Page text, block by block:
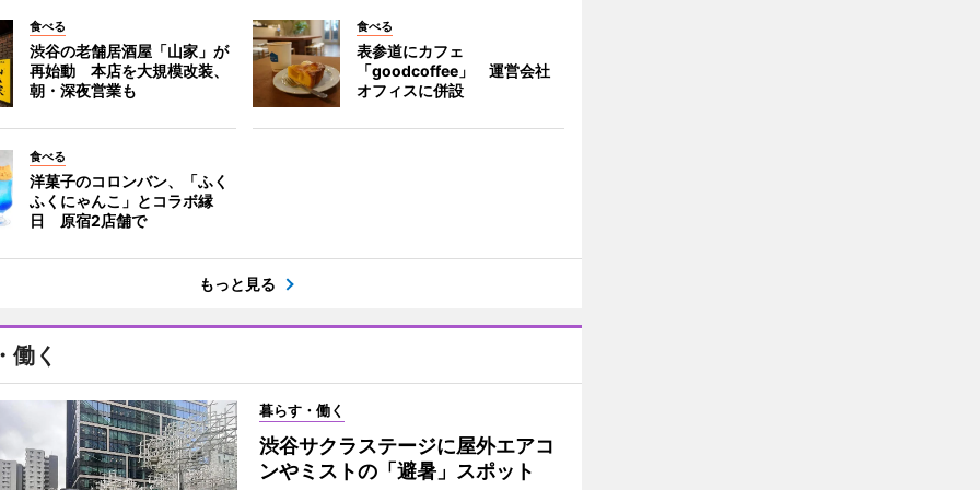
食べる
渋谷の老舗居酒屋「山家」が
再始動 本店を大規模改装、
朝・深夜営業も
食べる
表参道にカフェ
「goodcoffee」 運営会社
オフィスに併設
食べる
洋菓子のコロンバン、「ふく
ふくにゃんこ」とコラボ縁
日 原宿2店舗で
もっと見る
働く
暮らす・働く
渋谷サクラステージに屋外エアコ
ンやミストの「避暑」スポット